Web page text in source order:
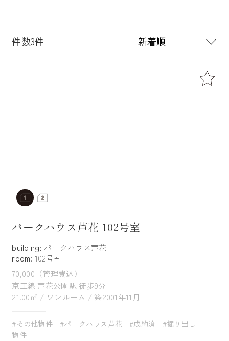
件数3件
パークハウス芦花 102号室
building: パークハウス芦花
room: 102号室
70,000（管理費込）
京王線 芦花公園駅 徒歩9分
21.00㎡ / ワンルーム / 築2001年11月
#その他物件 #パークハウス芦花 #成約済
#掘り出し
物件